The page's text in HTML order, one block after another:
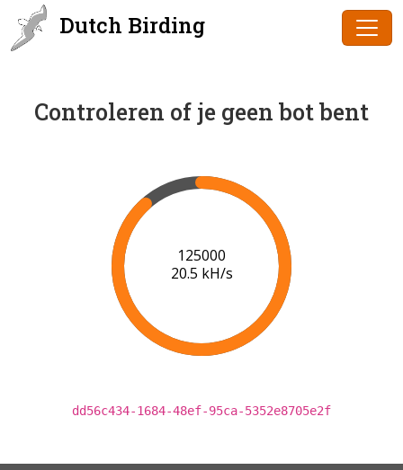
Dutch Birding
Controleren of je geen bot bent
126000
20.5 kH/s
dd56c434-1684-48ef-95ca-5352e8705e2f